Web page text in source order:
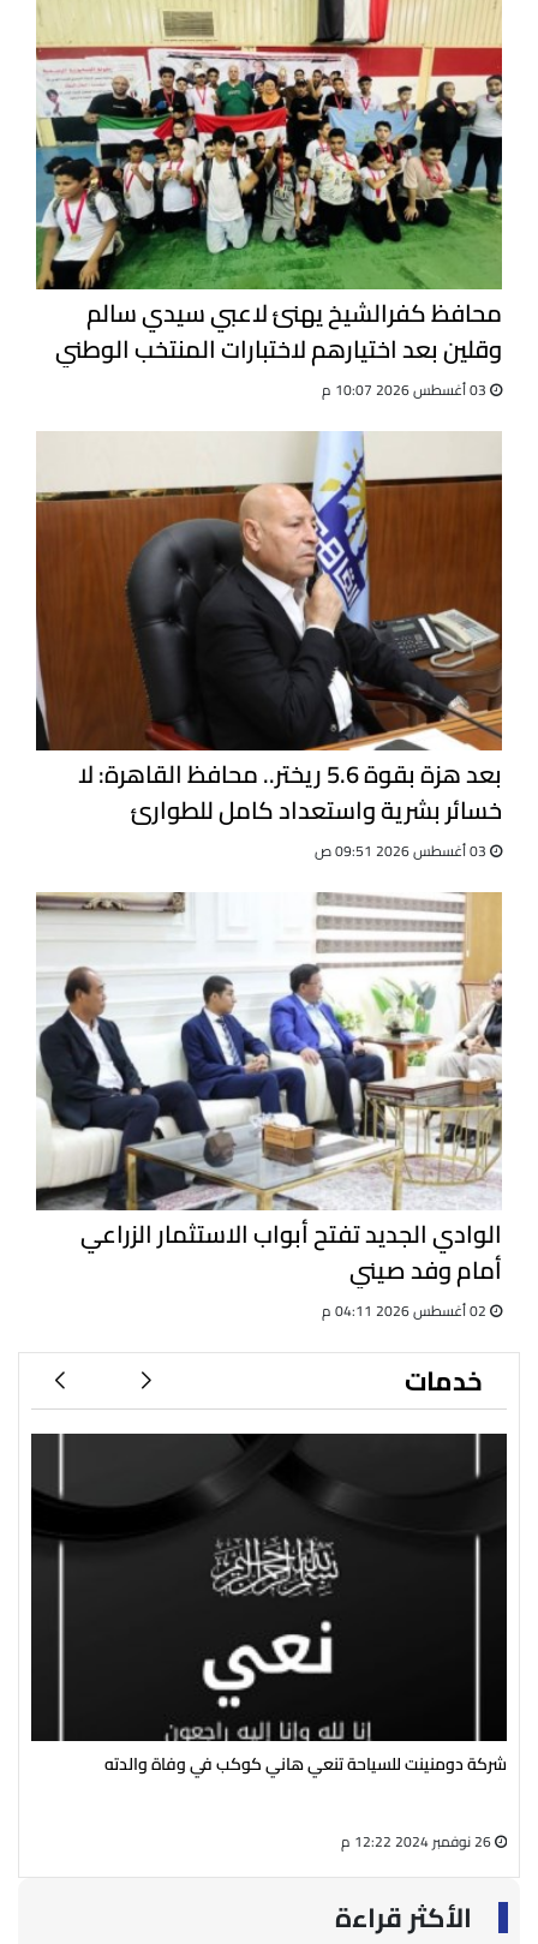
محافظ كفرالشيخ يهنئ لاعبي سيدي سالم
وقلين بعد اختيارهم لاختبارات المنتخب الوطني
للجيت كونى دو
بعد هزة بقوة 5.6 ريختر.. محافظ القاهرة: لا
خسائر بشرية واستعداد كامل للطوارئ
الوادي الجديد تفتح أبواب الاستثمار الزراعي
أمام وفد صيني
خدمات
شركة دومنينت للسياحة تنعي هاني كوكب في وفاة والدته
الأكثر قراءة